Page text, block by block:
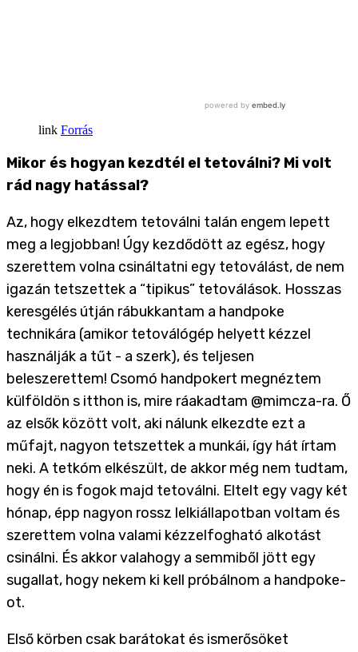
Forrás
Mikor és hogyan kezdtél el tetoválni? Mi volt
rád nagy hatással?
Az, hogy elkezdtem tetoválni talán engem lepett
meg a legjobban! Úgy kezdődött az egész, hogy
szerettem volna csináltatni egy tetoválást, de nem
igazán tetszettek a “tipikus” tetoválások. Hosszas
keresgélés útján rábukkantam a handpoke
technikára (amikor tetoválógép helyett kézzel
használják a tűt - a szerk), és teljesen
beleszerettem! Csomó handpokert megnéztem
külföldön s itthon is, mire ráakadtam @mimcza-ra. Ő
az elsők között volt, aki nálunk elkezdte ezt a
műfajt, nagyon tetszettek a munkái, így hát írtam
neki. A tetkóm elkészült, de akkor még nem tudtam,
hogy én is fogok majd tetoválni. Eltelt egy vagy két
hónap, épp nagyon rossz lelkiállapotban voltam és
szerettem volna valami kézzelfogható alkotást
csinálni. És akkor valahogy a semmiből jött egy
sugallat, hogy nekem ki kell próbálnom a handpoke-
ot.
Első körben csak barátokat és ismerősöket